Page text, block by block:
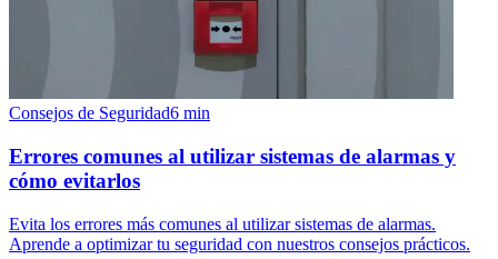
Consejos de Seguridad6 min
Errores comunes al utilizar sistemas de alarmas y
cómo evitarlos
Evita los errores más comunes al utilizar sistemas de alarmas.
Aprende a optimizar tu seguridad con nuestros consejos prácticos.